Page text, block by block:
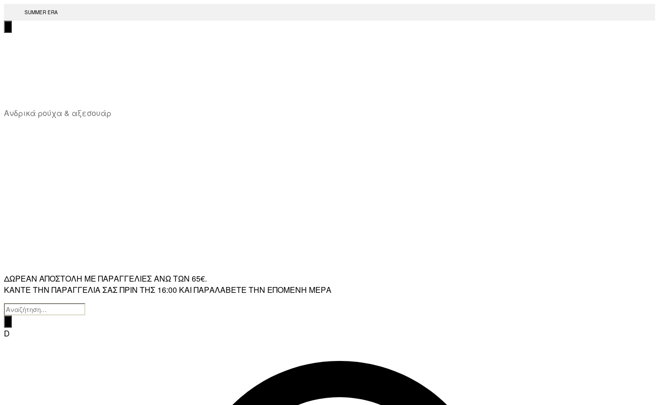
Μετάβαση
στο
περιεχόμενο
SUMMER ERA
Ανδρικά ρούχα & αξεσουάρ
ΔΩΡΕΑΝ ΑΠΟΣΤΟΛΗ ΜΕ ΠΑΡΑΓΓΕΛΙΕΣ ΑΝΩ ΤΩΝ 65€.
ΚΑΝΤΕ ΤΗΝ ΠΑΡΑΓΓΕΛΙΑ ΣΑΣ ΠΡΙΝ ΤΗΣ 16:00 ΚΑΙ ΠΑΡΑΛΑΒΕΤΕ ΤΗΝ ΕΠΟΜΕΝΗ ΜΕΡΑ
Products
search
D